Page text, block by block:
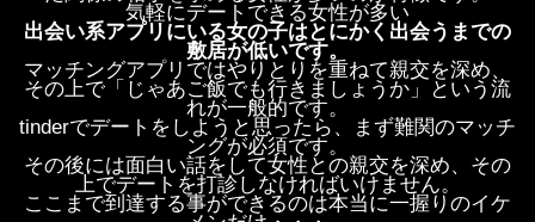
気軽にデートできる女性が多い
出会い系アプリにいる女の子はとにかく出会うまでの
敷居が低いです。
マッチングアプリではやりとりを重ねて親交を深め、
その上で「じゃあご飯でも行きましょうか」という流
れが一般的です。
tinderでデートをしようと思ったら、まず難関のマッチ
ングが必須です。
その後には面白い話をして女性との親交を深め、その
上でデートを打診しなければいけません。
ここまで到達する事ができるのは本当に一握りのイケ